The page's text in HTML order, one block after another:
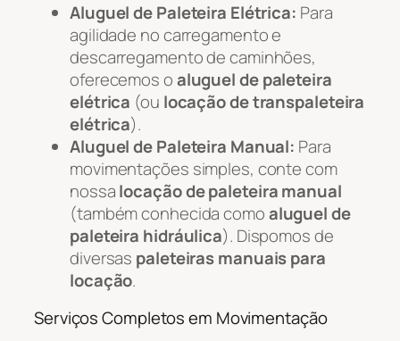
Aluguel de Paleteira Elétrica: Para
agilidade no carregamento e
descarregamento de caminhões,
oferecemos oaluguel de paleteira
elétrica (ou locação de transpaleteira
elétrica).
Aluguel de Paleteira Manual: Para
movimentações simples, conte com
nossalocação de paleteira manual
(também conhecida comoaluguel de
paleteira hidráulica). Dispomos de
diversas paleteiras manuais para
locação.
Serviços Completos em Movimentação